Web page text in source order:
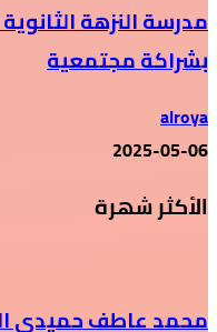
مدرسة النزهة
بشراكة مجتمعية
alroya
2025-05-06
الأكثر شهرة
محمد عاطف حميدي